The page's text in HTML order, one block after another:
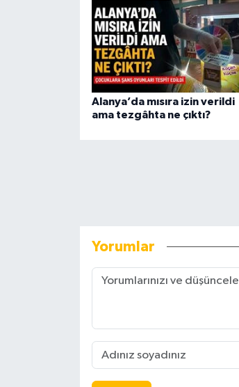
Alanya’da mısıra izin verildi
ama tezgâhta ne çıktı?
Yorumlar